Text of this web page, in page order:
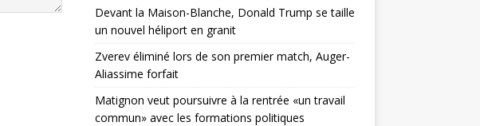
Devant la Maison-Blanche, Donald Trump se taille
un nouvel héliport en granit
Zverev éliminé lors de son premier match, Auger-
Aliassime forfait
Matignon veut poursuivre à la rentrée «un travail
commun» avec les formations politiques